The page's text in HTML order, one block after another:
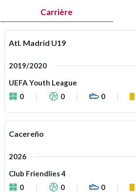
Carrière
Atl. Madrid U19
2019/2020
UEFA Youth League
0
0 0
Cacereño
2026
Club Friendlies 4
0
0 0